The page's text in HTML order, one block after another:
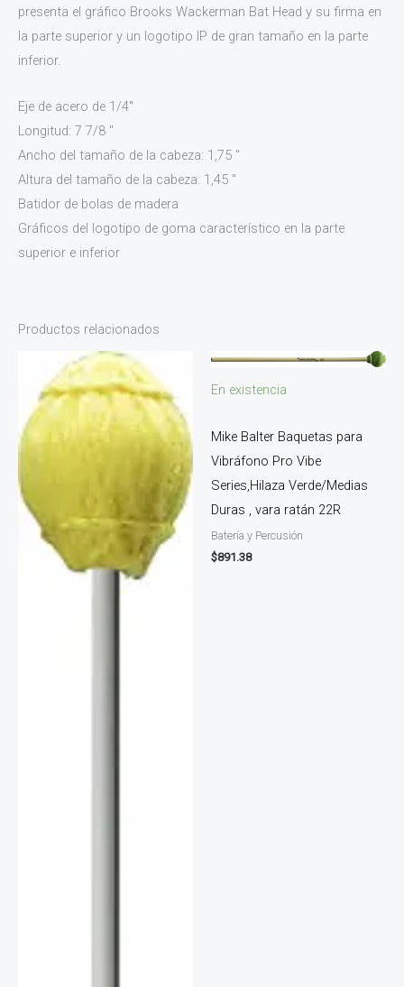
presenta el gráfico Brooks Wackerman Bat Head y su firma en
la parte superior y un logotipo IP de gran tamaño en la parte
inferior.
Eje de acero de 1/4″
Longitud: 7 7/8 ″
Ancho del tamaño de la cabeza: 1,75 ″
Altura del tamaño de la cabeza: 1,45 ″
Batidor de bolas de madera
Gráficos del logotipo de goma característico en la parte
superior e inferior
Productos relacionados
En existencia
Mike Balter Baquetas para
Vibráfono Pro Vibe
Series,Hilaza Verde/Medias
Duras , vara ratán 22R
Batería y Percusión
$891.38